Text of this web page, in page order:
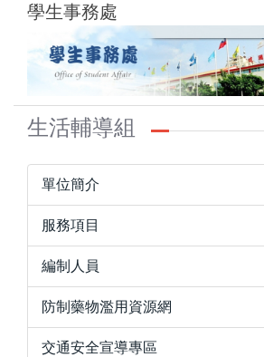
學生事務處
生活輔導組
單位簡介
服務項目
編制人員
防制藥物濫用資源網
交通安全宣導專區